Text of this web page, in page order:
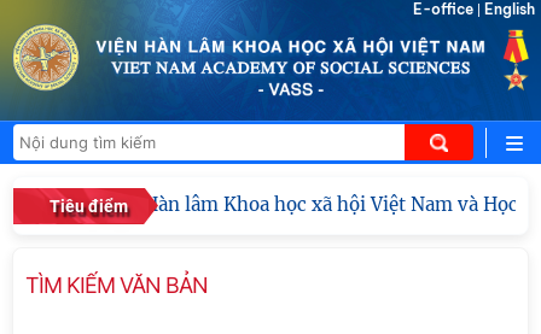
E-office English
Tiêu điểm
Viện Hàn lâm Khoa học xã hội Việt Nam và Học
TÌM KIẾM VĂN BẢN